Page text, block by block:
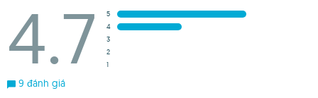
4.7
5
4
3
2
1
9 đánh giá